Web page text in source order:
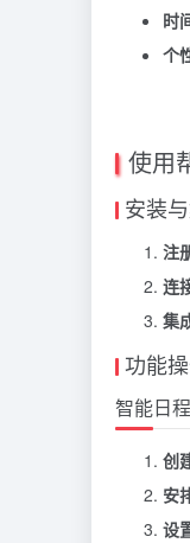
时
个
使用
安装
注
连
集
功能
智能日
创
安
设